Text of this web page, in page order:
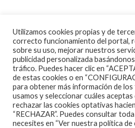
Utilizamos cookies propias y de
correcto funcionamiento del portal,
sobre su uso, mejorar nuestros
publicidad personalizada
tráfico. Puedes hacer clic en
de estas cookies o en
para obtener más información de
usamos y seleccionar cuáles
rechazar las cookies optativas
“RECHAZAR”. Puedes consultar
necesites en “Ver nuestra política de